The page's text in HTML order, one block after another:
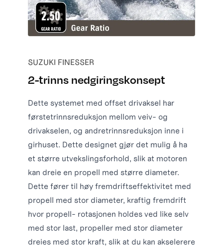
SUZUKI FINESSER
2-trinns nedgiringskonsept
Dette systemet med offset drivaksel har
førstetrinnsreduksjon mellom veiv- og
drivakselen, og andretrinnsreduksjon inne i
girhuset. Dette designet gjør det mulig å ha
et større utvekslingsforhold, slik at motoren
kan dreie en propell med større diameter.
Dette fører til høy fremdriftseffektivitet med
propell med stor diameter, kraftig fremdrift
hvor propell- rotasjonen holdes ved like selv
med stor last, propeller med stor diameter
dreies med stor kraft, slik at du kan akselerere